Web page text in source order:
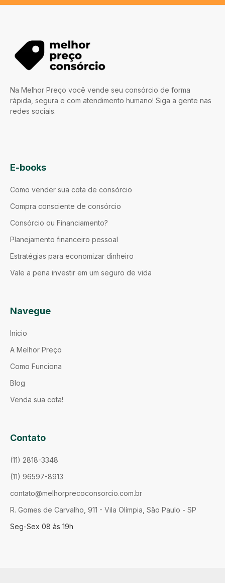
Na Melhor Preço você vende seu consórcio de forma
rápida, segura e com atendimento humano! Siga a gente nas
redes sociais.
E-books
Como vender sua cota de consórcio
Compra consciente de consórcio
Consórcio ou Financiamento?
Planejamento financeiro pessoal
Estratégias para economizar dinheiro
Vale a pena investir em um seguro de vida
Navegue
Início
A Melhor Preço
Como Funciona
Blog
Venda sua cota!
Contato
(11) 2818-3348
(11) 96597-8913
contato@melhorprecoconsorcio.com.br
R. Gomes de Carvalho, 911 - Vila Olímpia, São Paulo - SP
Seg-Sex 08 às 19h